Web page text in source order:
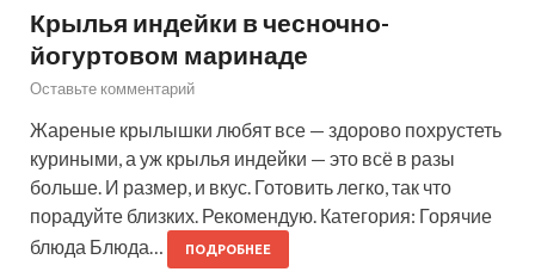
Крылья индейки в чесночно-
йогуртовом маринаде
Оставьте комментарий
Жареные крылышки любят все — здорово похрустеть
куриными, а уж крылья индейки — это всё в разы
больше. И размер, и вкус. Готовить легко, так что
порадуйте близких. Рекомендую. Категория: Горячие
блюда Блюда…
ПОДРОБНЕЕ